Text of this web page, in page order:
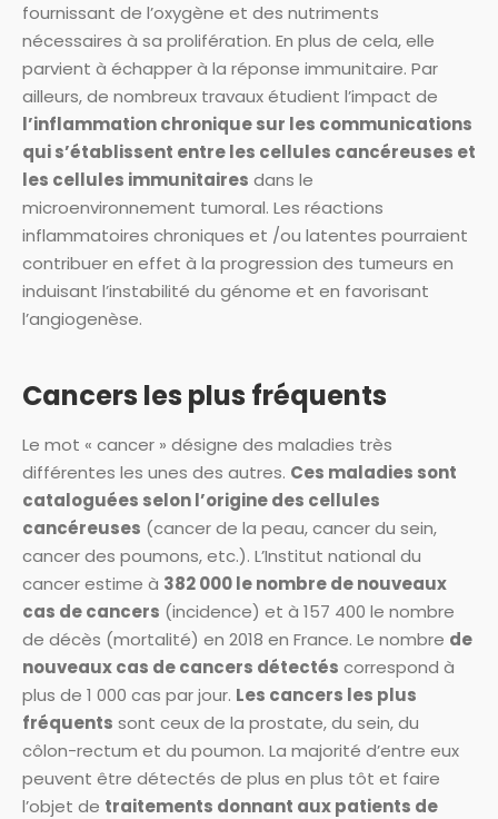
fournissant de l’oxygène et des nutriments
nécessaires à sa prolifération. En plus de cela, elle
parvient à échapper à la réponse immunitaire. Par
ailleurs, de nombreux travaux étudient l’impact de
l’inflammation chronique sur les communications
qui s’établissent entre les cellules cancéreuses et
les cellules immunitaires dans le
microenvironnement tumoral. Les réactions
inflammatoires chroniques et /ou latentes pourraient
contribuer en effet à la progression des tumeurs en
induisant l’instabilité du génome et en favorisant
l’angiogenèse.
Cancers les plus fréquents
Le mot « cancer » désigne des maladies très
différentes les unes des autres. Ces maladies sont
cataloguées selon l’origine des cellules
cancéreuses (cancer de la peau, cancer du sein,
cancer des poumons, etc.). L’Institut national du
cancer estime à 382 000 le nombre de nouveaux
cas de cancers (incidence) et à 157 400 le nombre
de décès (mortalité) en 2018 en France. Le nombre de
nouveaux cas de cancers détectés correspond à
plus de 1 000 cas par jour. Les cancers les plus
fréquents sont ceux de la prostate, du sein, du
côlon-rectum et du poumon. La majorité d’entre eux
peuvent être détectés de plus en plus tôt et faire
l’objet de traitements donnant aux patients de